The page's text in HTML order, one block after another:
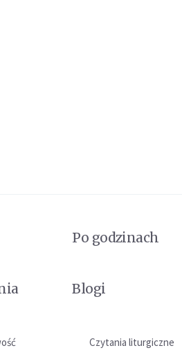
Po godzinach
Blogi
Czytania liturgiczne